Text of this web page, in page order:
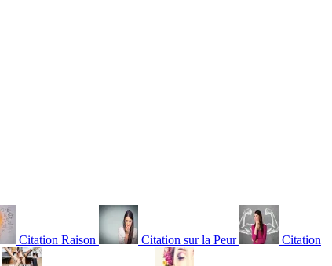
Citation Raison Citation sur la Peur Citation